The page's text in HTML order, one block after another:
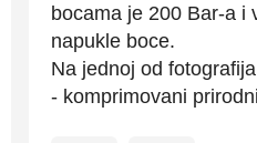
bocama je 200 Bar-a i
napukle boce.
Na jednoj od
- komprimovani